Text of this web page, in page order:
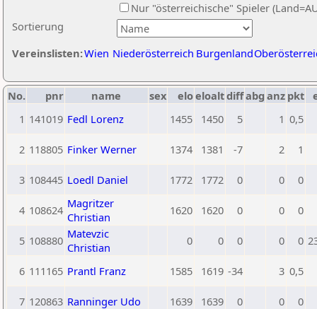
Sortierung
Nur "österreichische" Spieler
Vereinslisten:Wien Niederösterreich Burgenland
No. pnr name sex eloeloaltdiffabg anz pkt
1 141019 Fedl Lorenz 1455 1450 5 1 0,5
2 118805 Finker Werner 1374 1381 -7 2 1
3 108445 Loedl Daniel 1772 1772 0 0 0
4 108624 Magritzer
Christian
1620 1620 0 0 0
5 108880 Matevzic
Christian
0 0 0 0 0
6 111165 Prantl Franz 1585 1619 -34 3 0,5
7 120863 Ranninger Udo 1639 1639 0 0 0